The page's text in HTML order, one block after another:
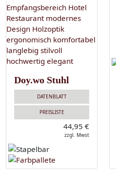
Doy.wo Stuhl
DATENBLATT
PREISLISTE
44,95 €
zzgl. Mwst